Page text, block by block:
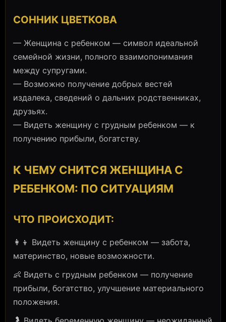
СОННИК ЦВЕТКОВА
— Женщина с ребенком — символ идеальной
семейной жизни, полного взаимопонимания
между супругами.
— Возможно получение добрых вестей
издалека, сведений о дальних родственниках,
друзьях.
— Видеть женщину с грудным ребенком — к
получению прибыли, богатству.
К ЧЕМУ СНИТСЯ ЖЕНЩИНА С
РЕБЕНКОМ: ПО СИТУАЦИЯМ
ЧТО ПРОИСХОДИТ:
👩‍👦 Видеть женщину с ребенком — забота,
материнство, новые возможности.
👶 Видеть с грудным ребенком — получение
прибыли, богатство, улучшение материального
положения.